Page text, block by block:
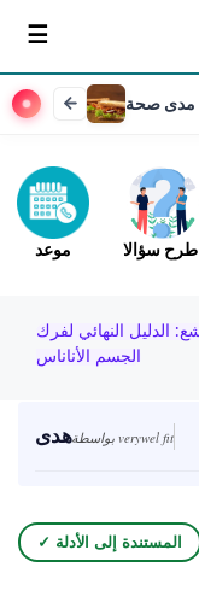
موعد اطرح سؤالا
الدليل النهائي لفرك
الجسم الأناناس
هدى بواسطة verywel fit
✓ المستندة إلى الأدلة